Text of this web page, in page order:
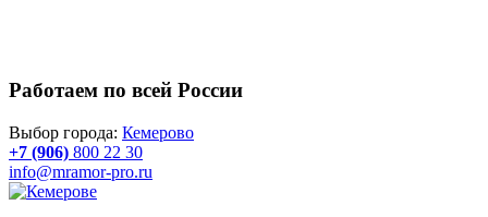
Работаем по всей России
Выбор города: Кемерово
+7 (906) 800 22 30
info@mramor-pro.ru